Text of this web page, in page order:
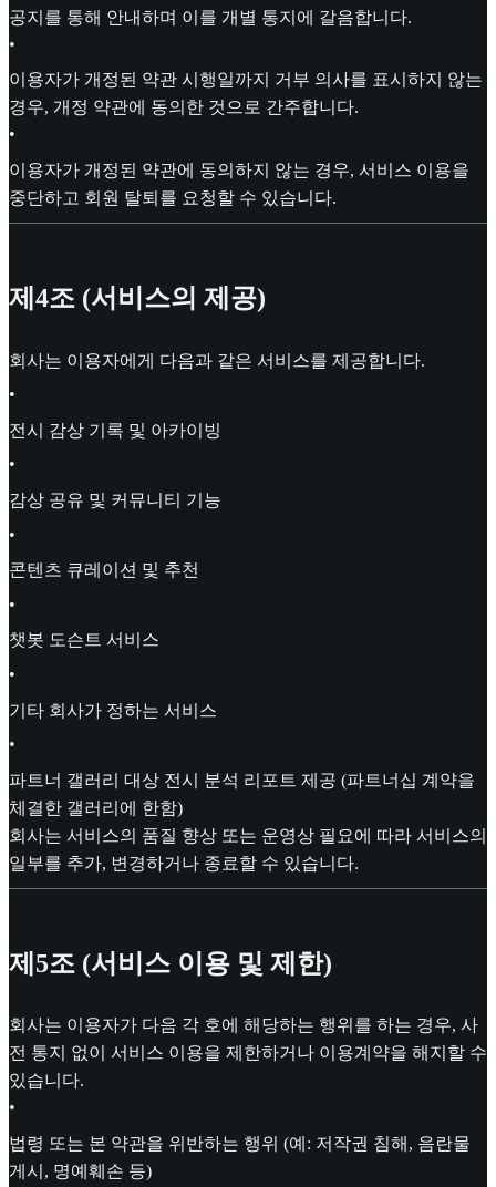
공지를 통해 안내하며 이를 개별 통지에 갈음합니다.
•
이용자가 개정된 약관 시행일까지 거부 의사를 표시하지 않는
경우, 개정 약관에 동의한 것으로 간주합니다.
•
이용자가 개정된 약관에 동의하지 않는 경우, 서비스 이용을
중단하고 회원 탈퇴를 요청할 수 있습니다.
제4조 (서비스의 제공)
회사는 이용자에게 다음과 같은 서비스를 제공합니다.
•
전시 감상 기록 및 아카이빙
•
감상 공유 및 커뮤니티 기능
•
콘텐츠 큐레이션 및 추천
•
챗봇 도슨트 서비스
•
기타 회사가 정하는 서비스
•
파트너 갤러리 대상 전시 분석 리포트 제공 (파트너십 계약을
체결한 갤러리에 한함)
회사는 서비스의 품질 향상 또는 운영상 필요에 따라 서비스의
일부를 추가, 변경하거나 종료할 수 있습니다.
제5조 (서비스 이용 및 제한)
회사는 이용자가 다음 각 호에 해당하는 행위를 하는 경우, 사
전 통지 없이 서비스 이용을 제한하거나 이용계약을 해지할 수
있습니다.
•
법령 또는 본 약관을 위반하는 행위 (예: 저작권 침해, 음란물
게시, 명예훼손 등)